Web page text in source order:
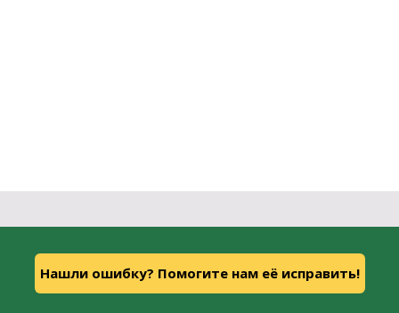
Нашли ошибку? Помогите нам её исправить!